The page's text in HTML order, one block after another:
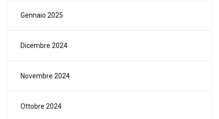
Gennaio 2025
Dicembre 2024
Novembre 2024
Ottobre 2024